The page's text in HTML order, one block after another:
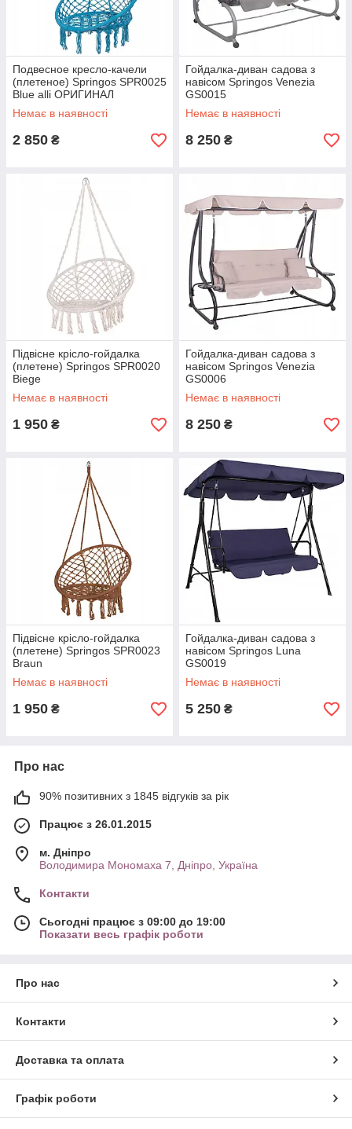
Подвесное кресло-качели
(плетеное) Springos SPR0025
Blue alli ОРИГИНАЛ
Немає в наявності
2 850 ₴
Гойдалка-диван садова з
навісом Springos Venezia
GS0015
Немає в наявності
8 250 ₴
Підвісне крісло-гойдалка
(плетене) Springos SPR0020
Biege
Немає в наявності
1 950 ₴
Гойдалка-диван садова з
навісом Springos Venezia
GS0006
Немає в наявності
8 250 ₴
Підвісне крісло-гойдалка
(плетене) Springos SPR0023
Braun
Немає в наявності
1 950 ₴
Гойдалка-диван садова з
навісом Springos Luna
GS0019
Немає в наявності
5 250 ₴
Про нас
90% позитивних з 1845 відгуків за рік
Працює з 26.01.2015
м. Дніпро
Володимира Мономаха 7, Дніпро, Україна
Контакти
Сьогодні працює з 09:00 до 19:00
Показати весь графік роботи
Про нас
Контакти
Доставка та оплата
Графік роботи